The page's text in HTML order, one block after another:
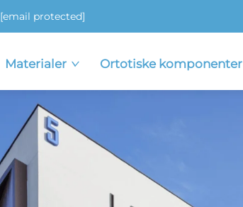
[email protected]
Materialer Ortotiske komponenter